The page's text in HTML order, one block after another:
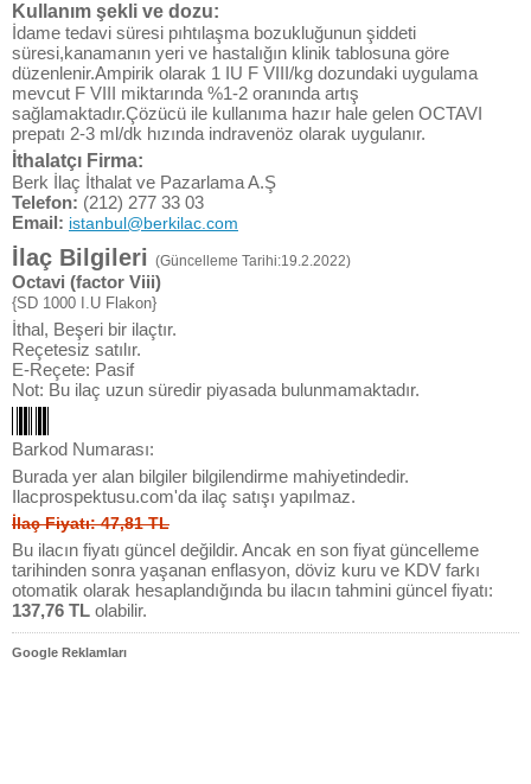
Kullanım şekli ve dozu:
İdame tedavi süresi pıhtılaşma bozukluğunun şiddeti
süresi,kanamanın yeri ve hastalığın klinik tablosuna göre
düzenlenir.Ampirik olarak 1 IU F VIII/kg dozundaki uygulama
mevcut F VIII miktarında %1-2 oranında artış
sağlamaktadır.Çözücü ile kullanıma hazır hale gelen OCTAVI
prepatı 2-3 ml/dk hızında indravenöz olarak uygulanır.
İthalatçı Firma:
Berk İlaç İthalat ve Pazarlama A.Ş
Telefon: (212) 277 33 03
Email: istanbul@berkilac.com
İlaç Bilgileri (Güncelleme Tarihi:19.2.2022)
Octavi (factor Viii)
{SD 1000 I.U Flakon}
İthal, Beşeri bir ilaçtır.
Reçetesiz satılır.
E-Reçete: Pasif
Not: Bu ilaç uzun süredir piyasada bulunmamaktadır.
Barkod Numarası:
Burada yer alan bilgiler bilgilendirme mahiyetindedir.
Ilacprospektusu.com'da ilaç satışı yapılmaz.
İlaç Fiyatı: 47,81 TL
Bu ilacın fiyatı güncel değildir. Ancak en son fiyat güncelleme
tarihinden sonra yaşanan enflasyon, döviz kuru ve KDV farkı
otomatik olarak hesaplandığında bu ilacın tahmini güncel fiyatı:
137,76 TL olabilir.
Google Reklamları